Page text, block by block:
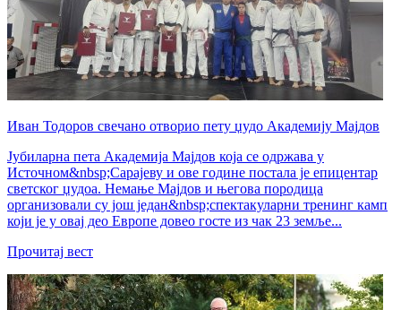
Иван Тодоров свечано отворио пету џудо Академију Мајдов
Јубиларна пета Академија Мајдов која се одржава у
Источном&nbsp;Сарајеву и ове године постала је епицентар
светског џудоа. Немање Мајдов и његова породица
организовали су још један&nbsp;спектакуларни тренинг камп
који је у овај део Европе довео госте из чак 23 земље...
Прочитај вест